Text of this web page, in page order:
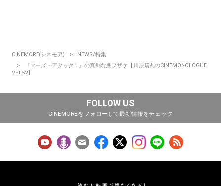
CINEMORE(シネモア)
NEWS/特集
『マーズ・アタック！』の真剣な悪フザケ【川原瑞丸のCINEMONOLOGUE
Vol.52】
FOLLOW US
CINEMOREをフォローして最新情報をチェック